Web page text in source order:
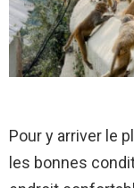
Pour y arriver le
les bonnes